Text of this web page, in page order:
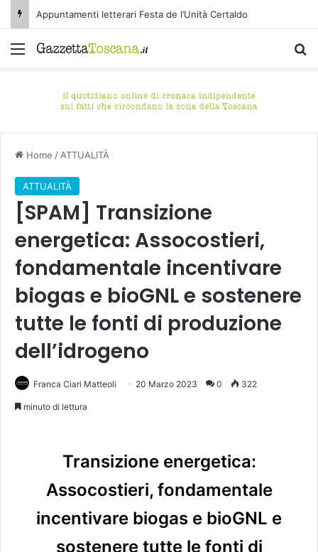
Appuntamenti letterari Festa de l’Unità Certaldo
Menu
Home / ATTUALITÀ
ATTUALITÀ
[SPAM] Transizione
energetica: Assocostieri,
fondamentale incentivare
biogas e bioGNL e sostenere
tutte le fonti di produzione
dell’idrogeno
Franca Ciari Matteoli 20 Marzo 2023 0 322
minuto di lettura
Transizione energetica:
Assocostieri, fondamentale
incentivare biogas e bioGNL e
sostenere tutte le fonti di